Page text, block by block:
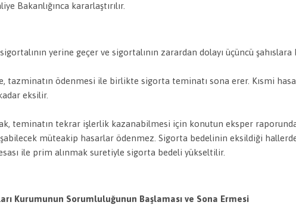
Bakanlığınca kararlaştırılır.
yerine geçer ve sigortalının zarardan dolayı üçüncü
tazminatın ödenmesi ile birlikte sigorta teminatı sona erer. Kısmi
eksilir.
teminatın tekrar işlerlik kazanabilmesi için konutun eksper
müteakip hasarlar ödenmez. Sigorta bedelinin eksildiği
ile prim alınmak suretiyle sigorta bedeli yükseltilir.
Kurumunun Sorumluluğunun Başlaması ve Sona Ermesi